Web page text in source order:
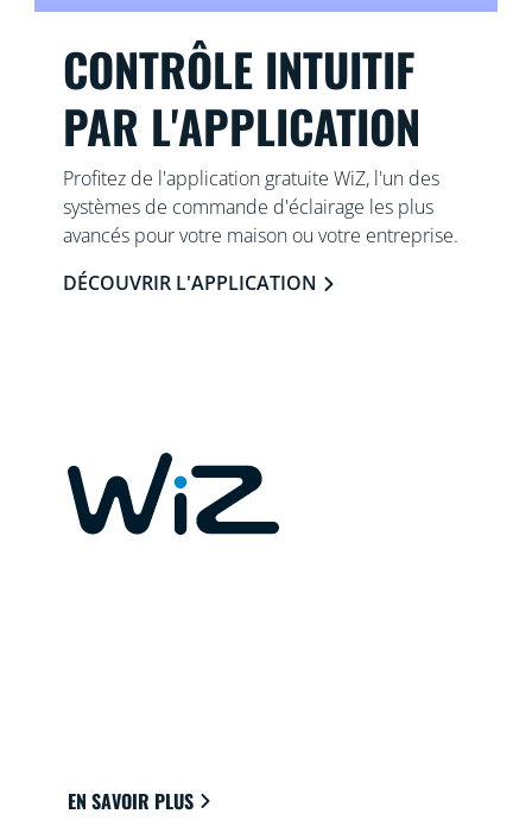
CONTRÔLE INTUITIF
PAR L'APPLICATION
Profitez de l'application gratuite WiZ, l'un des
systèmes de commande d'éclairage les plus
avancés pour votre maison ou votre entreprise.
DÉCOUVRIR L'APPLICATION
EN SAVOIR PLUS